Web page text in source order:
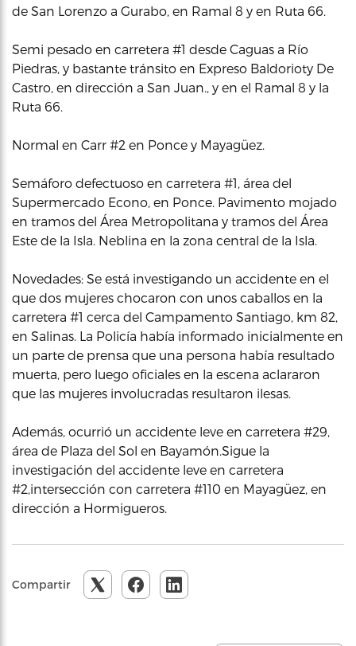
de San Lorenzo a Gurabo, en Ramal 8 y en Ruta 66.
Semi pesado en carretera #1 desde Caguas a Río
Piedras, y bastante tránsito en Expreso Baldorioty De
Castro, en dirección a San Juan., y en el Ramal 8 y la
Ruta 66.
Normal en Carr #2 en Ponce y Mayagüez.
Semáforo defectuoso en carretera #1, área del
Supermercado Econo, en Ponce. Pavimento mojado
en tramos del Área Metropolitana y tramos del Área
Este de la Isla. Neblina en la zona central de la Isla.
Novedades: Se está investigando un accidente en el
que dos mujeres chocaron con unos caballos en la
carretera #1 cerca del Campamento Santiago, km 82,
en Salinas. La Policía había informado inicialmente en
un parte de prensa que una persona había resultado
muerta, pero luego oficiales en la escena aclararon
que las mujeres involucradas resultaron ilesas.
Además, ocurrió un accidente leve en carretera #29,
área de Plaza del Sol en Bayamón.Sigue la
investigación del accidente leve en carretera
#2,intersección con carretera #110 en Mayagüez, en
dirección a Hormigueros.
Compartir